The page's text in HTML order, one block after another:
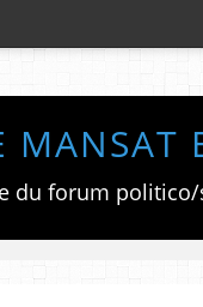
MANSAT